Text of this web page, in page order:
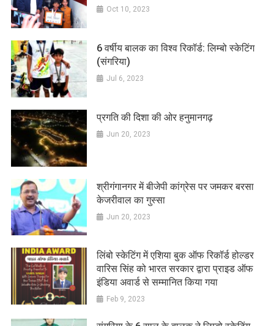
Oct 10, 2023
6 वर्षीय बालक का विश्व रिकॉर्ड: लिम्बो स्केटिंग
(संगरिया)
Jul 6, 2023
प्रगति की दिशा की ओर हनुमानगढ़
Jun 20, 2023
श्रीगंगानगर में बीजेपी कांग्रेस पर जमकर बरसा
केजरीवाल का गुस्सा
Jun 20, 2023
लिंबो स्केटिंग में एशिया बुक ऑफ रिकॉर्ड होल्डर
वारिस सिंह को भारत सरकार द्वारा प्राइड ऑफ
इंडिया अवार्ड से सम्मानित किया गया
Feb 9, 2023